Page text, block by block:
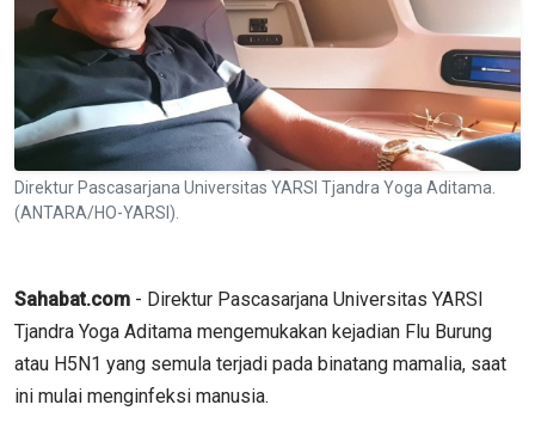
Direktur Pascasarjana Universitas YARSI Tjandra Yoga Aditama.
(ANTARA/HO-YARSI).
Sahabat.com - Direktur Pascasarjana Universitas YARSI
Tjandra Yoga Aditama mengemukakan kejadian Flu Burung
atau H5N1 yang semula terjadi pada binatang mamalia, saat
ini mulai menginfeksi manusia.